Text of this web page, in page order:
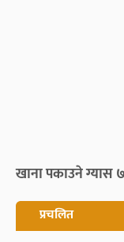
खाना पकाउने ग्यास ७
प्रचलित